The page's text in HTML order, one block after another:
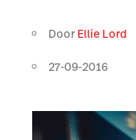
Door Ellie Lord
27-09-2016